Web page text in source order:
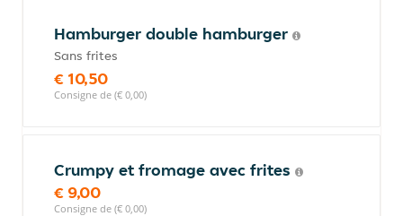
Hamburger double hamburger
Sans frites
€ 10,50
Consigne de (€ 0,00)
Crumpy et fromage avec frites
€ 9,00
Consigne de (€ 0,00)